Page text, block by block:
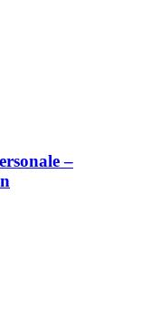
–